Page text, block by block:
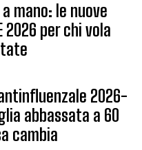
mano: le nuove
2026 per chi vola
2026-
abbassata a 60
cambia